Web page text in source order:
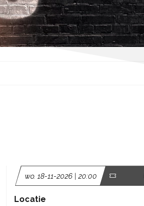
wo. 18-11-2026 | 20:00
Locatie